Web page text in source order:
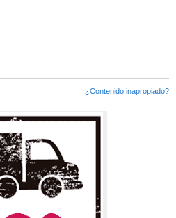
¿Contenido inapropiado?